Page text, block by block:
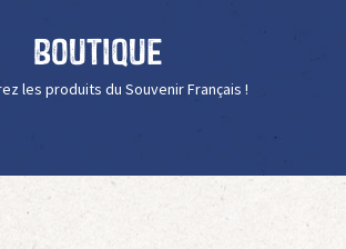
Boutique
les produits du Souvenir Français !